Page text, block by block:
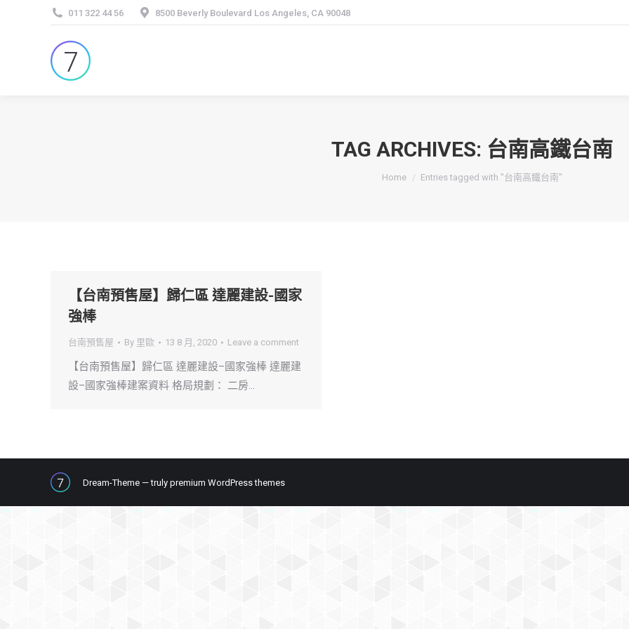
011 322 44 56 8500 Beverly Boulevard Los Angeles, CA 90048
TAG ARCHIVES: 台南高鐵台南
You are here:
Home Entries tagged with "台南高鐵台南"
【台南預售屋】歸仁區 達麗建設-國家
強棒
台南預售屋 By 里歐 13 8 月, 2020 Leave a comment
【台南預售屋】歸仁區 達麗建設–國家強棒 達麗建
設–國家強棒建案資料 格局規劃： 二房…
Dream-Theme — truly premium WordPress themes